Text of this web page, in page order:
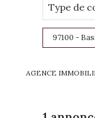
De
Du
De
Type de
97100 -
AGENCE